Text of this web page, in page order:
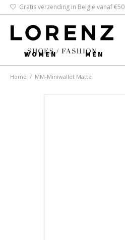
Gratis verzending in België vanaf €50
WOMEN MEN
Home / MM-Miniwallet Matte